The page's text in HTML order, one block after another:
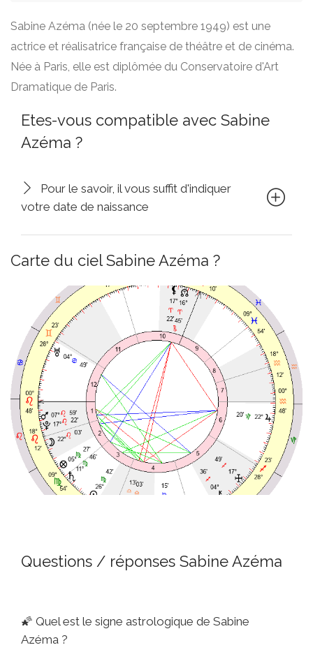
Sabine Azéma (née le 20 septembre 1949) est une
actrice et réalisatrice française de théâtre et de cinéma.
Née à Paris, elle est diplômée du Conservatoire d'Art
Dramatique de Paris.
Etes-vous compatible avec Sabine
Azéma ?
Pour le savoir, il vous suffit d'indiquer
votre date de naissance
Carte du ciel Sabine Azéma ?
Questions / réponses Sabine Azéma
🌠 Quel est le signe astrologique de Sabine
Azéma ?